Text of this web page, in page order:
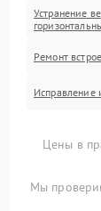
Устранение
Ремонт
Исправление
Цены в
Мы